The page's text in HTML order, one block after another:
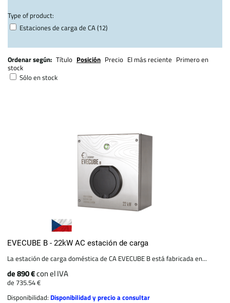
Type of product:
Estaciones de carga de CA (12)
Ordenar según: Título Posición Precio El más reciente Primero en
stock
Sólo en stock
EVECUBE B - 22kW AC estación de carga
La estación de carga doméstica de CA EVECUBE B está fabricada en...
de 890 €con el IVA
de 735.54 €
Disponibilidad: Disponibilidad y precio a consultar